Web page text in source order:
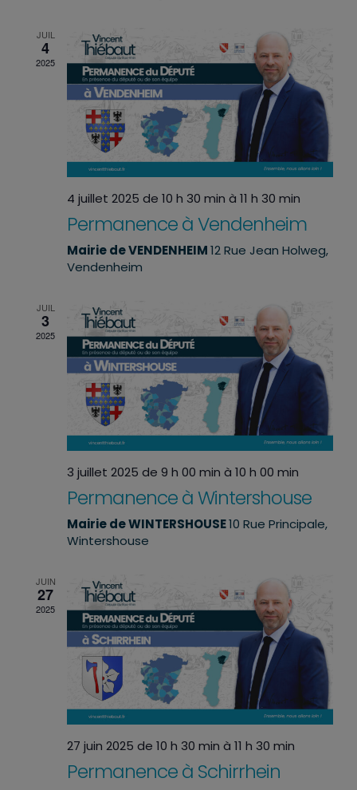
vues
JUIL
4
2025
4 juillet 2025 de 10 h 30 min à 11 h 30 min
Permanence à Vendenheim
Mairie de VENDENHEIM12 Rue Jean Holweg,
Vendenheim
JUIL
3
2025
3 juillet 2025 de 9 h 00 min à 10 h 00 min
Permanence à Wintershouse
Mairie de WINTERSHOUSE10 Rue Principale,
Wintershouse
JUIN
27
2025
27 juin 2025 de 10 h 30 min à 11 h 30 min
Permanence à Schirrhein